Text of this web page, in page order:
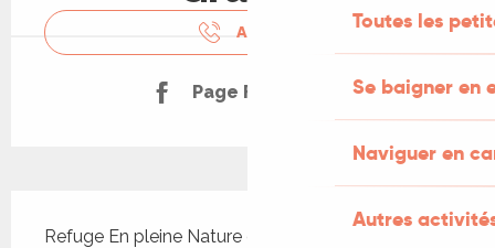
Toutes les
Se baigner en
Naviguer en
Autres
APPELER
Page Facebook
Refuge En pleine Nature est une exposition